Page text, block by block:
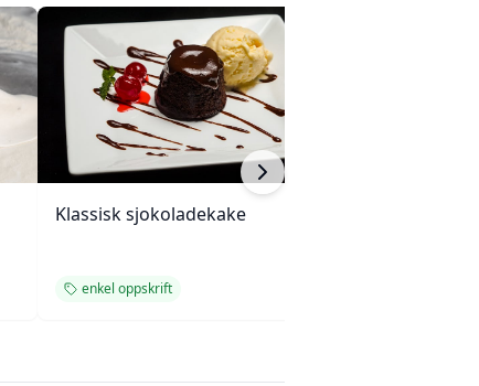
Klassisk sjokoladekake
enkel oppskrift